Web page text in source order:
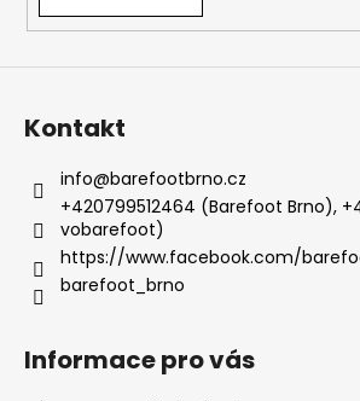
Kontakt
info@barefootbrno.cz
+420799512464 (Barefoot Brno),
vobarefoot)
https://www.facebook.com/
barefoot_brno
Informace pro vás